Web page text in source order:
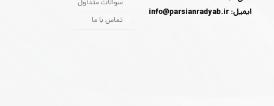
سوالات متداول
تماس با ما
ایمیل: info@parsianradyab.ir